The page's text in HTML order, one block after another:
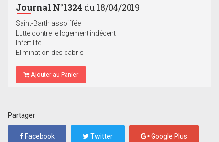
Journal N°1324 du 18/04/2019
Saint-Barth assoiffée
Lutte contre le logement indécent
Infertilité
Elimination des cabris
Ajouter au Panier
Partager
Facebook Twitter Google Plus